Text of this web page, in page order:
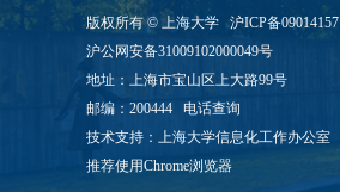
版权所有 © 上海大学
沪ICP备09014157
沪公网安备31009102000049号
地址：上海市宝山区上大路99号
邮编：200444 电话查询
技术支持： 上海大学信息化工作办公室
推荐使用Chrome浏览器